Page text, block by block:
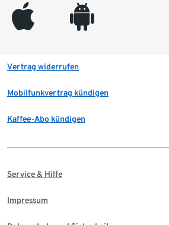
appleinc android
Vertrag widerrufen
Mobilfunkvertrag kündigen
Kaffee-Abo kündigen
Service & Hilfe
Impressum